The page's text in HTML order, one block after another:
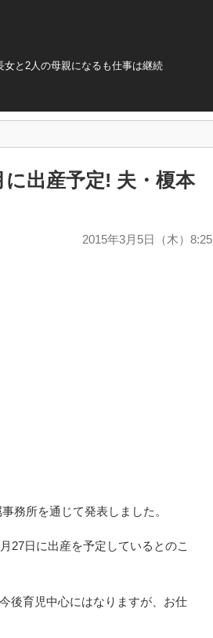
と2人の母親になるも仕事は継続
出産予定! 夫・榎本
2015年3月5日（木）8:25
務所を通じて発表しました。
27日に出産を予定しているとのこ
後育児中心にはなりますが、お仕